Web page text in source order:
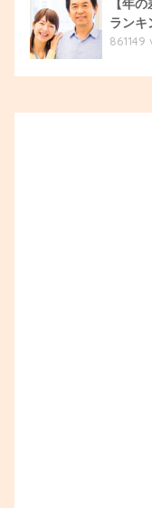
【年
ランキ
861149